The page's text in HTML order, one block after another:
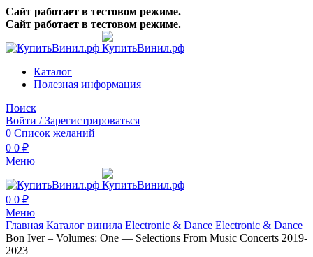
Сайт работает в тестовом режиме.
Сайт работает в тестовом режиме.
Каталог
Полезная информация
Поиск
Войти / Зарегистрироваться
0 Список желаний
0 0 ₽
Меню
0 0 ₽
Меню
Главная Каталог винила Electronic & Dance Electronic & Dance
Bon Iver – Volumes: One — Selections From Music Concerts 2019-
2023